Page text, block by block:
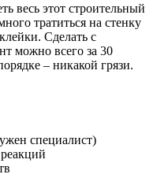
весь этот строительный
тратиться на стенку
Сделать с
можно всего за 30
– никакой грязи.
специалист)